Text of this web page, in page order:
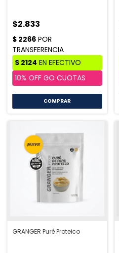
$2.833
COMPRAR
GRANGER Puré Proteico